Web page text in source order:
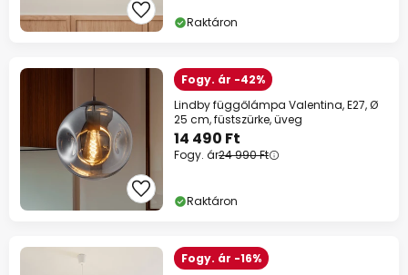
Raktáron
Fogy. ár -42%
Lindby függőlámpa Valentina, E27, Ø
25 cm, füstszürke, üveg
14 490 Ft
Fogy. ár24 990 Ft
Raktáron
Fogy. ár -16%